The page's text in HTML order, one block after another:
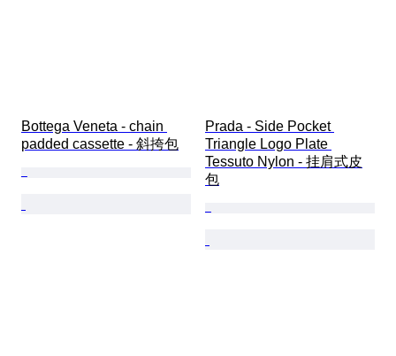
Bottega Veneta - chain
padded cassette - 斜挎包
Prada - Side Pocket
Triangle Logo Plate
Tessuto Nylon - 挂肩式皮
包